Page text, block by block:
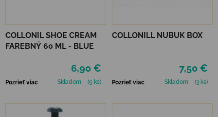
COLLONIL SHOE CREAM
FAREBNÝ 60 ML - BLUE
6,90 €
Pozrieť viac Skladom (5 ks)
COLLONILL NUBUK BOX
7,50 €
Pozrieť viac Skladom (3 ks)